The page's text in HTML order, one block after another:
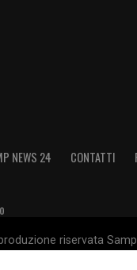
NEWS 24 CONTATTI
riservata